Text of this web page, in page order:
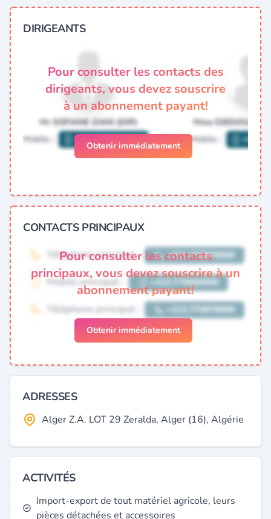
DIRIGEANTS
Pour consulter les contacts des
dirigeants, vous devez souscrire
à un abonnement payant!
Obtenir immédiatement
CONTACTS PRINCIPAUX
Pour consulter les contacts
principaux, vous devez souscrire à un
abonnement payant!
Obtenir immédiatement
ADRESSES
Alger Z.A. LOT 29 Zeralda, Alger (16), Algérie
ACTIVITÉS
Import-export de tout matériel agricole, leurs
pièces détachées et accessoires